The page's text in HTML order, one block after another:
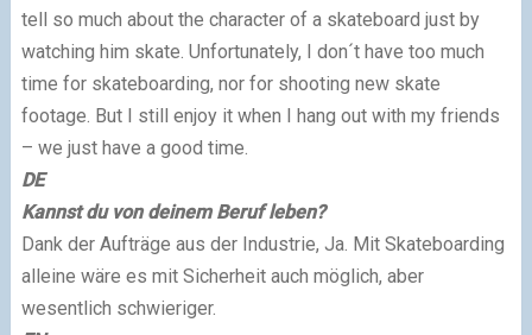
tell so much about the character of a skateboard just by
watching him skate. Unfortunately, I don´t have too much
time for skateboarding, nor for shooting new skate
footage. But I still enjoy it when I hang out with my friends
– we just have a good time.
DE
Kannst du von deinem Beruf leben?
Dank der Aufträge aus der Industrie, Ja. Mit Skateboarding
alleine wäre es mit Sicherheit auch möglich, aber
wesentlich schwieriger.